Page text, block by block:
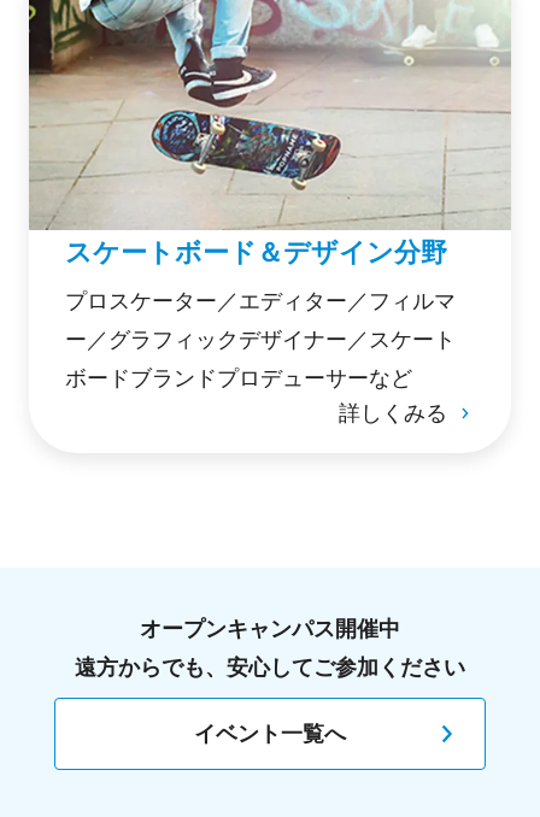
スケートボード＆デザイン分野
プロスケーター／エディター／フィルマ
ー／グラフィックデザイナー／スケート
ボードブランドプロデューサーなど
詳しくみる
オープンキャンパス開催中
遠方からでも、安心してご参加ください
イベント一覧へ